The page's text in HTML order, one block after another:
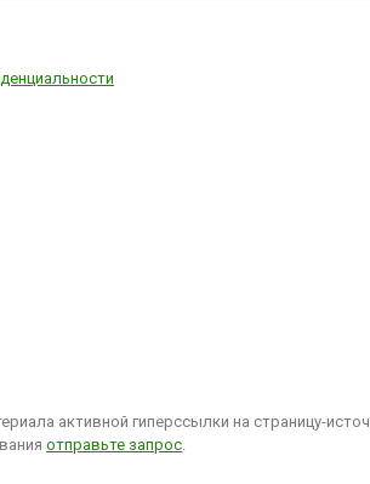
активной гиперссылки на страницу-
отправьте запрос.